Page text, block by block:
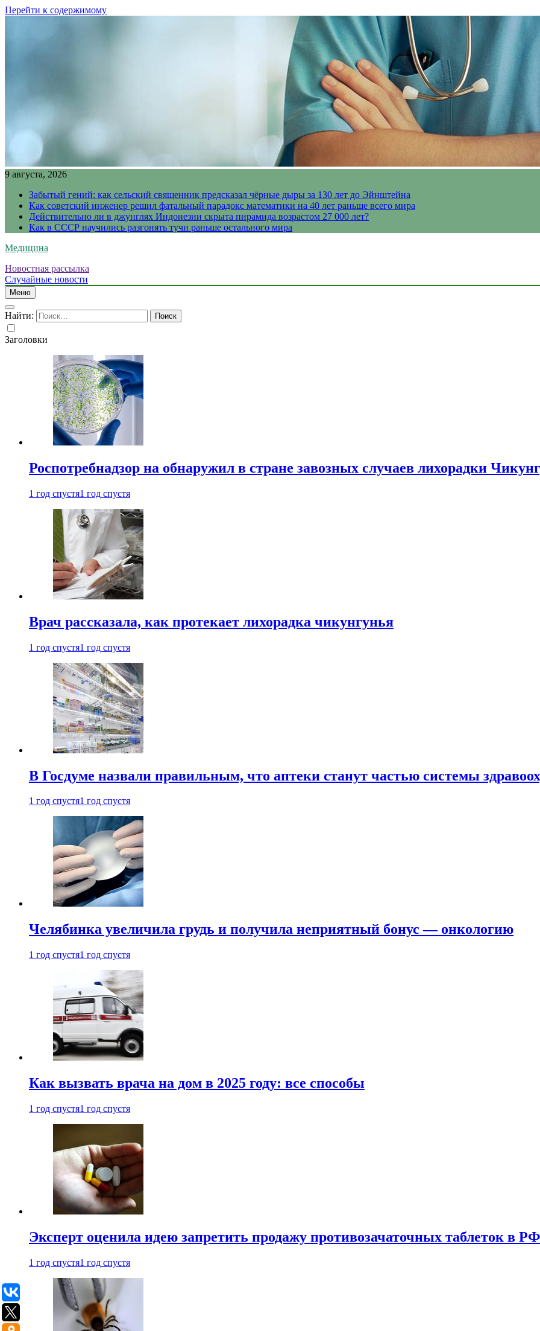
Перейти к содержимому
9 августа, 2026
Забытый гений: как сельский священник предсказал чёрные дыры за 130 лет до Эйнштейна
Как советский инженер решил фатальный парадокс математики на 40 лет раньше всего мира
Действительно ли в джунглях Индонезии скрыта пирамида возрастом 27 000 лет?
Как в СССР научились разгонять тучи раньше остального мира
Медицина
Новостная рассылка
Случайные новости
Меню
Найти:
Заголовки
Роспотребнадзор на обнаружил в стране завозных случаев лихорадки
1 год спустя1 год спустя
Врач рассказала, как протекает лихорадка чикунгунья
1 год спустя1 год спустя
В Госдуме назвали правильным, что аптеки станут частью системы
1 год спустя1 год спустя
Челябинка увеличила грудь и получила неприятный бонус — онкологию
1 год спустя1 год спустя
Как вызвать врача на дом в 2025 году: все способы
1 год спустя1 год спустя
Эксперт оценила идею запретить продажу противозачаточных таблеток в РФ
1 год спустя1 год спустя